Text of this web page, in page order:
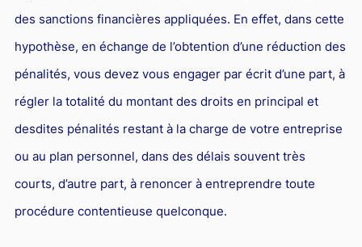
des sanctions financières appliquées. En effet, dans cette
hypothèse, en échange de l’obtention d’une réduction des
pénalités, vous devez vous engager par écrit d’une part, à
régler la totalité du montant des droits en principal et
desdites pénalités restant à la charge de votre entreprise
ou au plan personnel, dans des délais souvent très
courts, d’autre part, à renoncer à entreprendre toute
procédure contentieuse quelconque.